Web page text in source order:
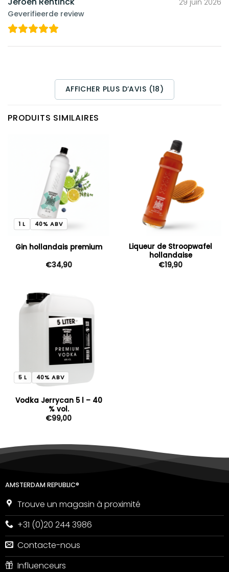
Geverifieerde review
AFFICHER PLUS D‘AVIS (18)
PRODUITS SIMILAIRES
1 L 40% ABV
Gin hollandais premium
€34,90
Liqueur de Stroopwafel
hollandaise
€19,90
5 L 40% ABV
Vodka Jerrycan 5 l – 40
% vol.
€99,00
AMSTERDAM REPUBLIC®
Trouve un magasin à proximité
+31 (0)20 244 3986
Contacte-nous
Influenceurs